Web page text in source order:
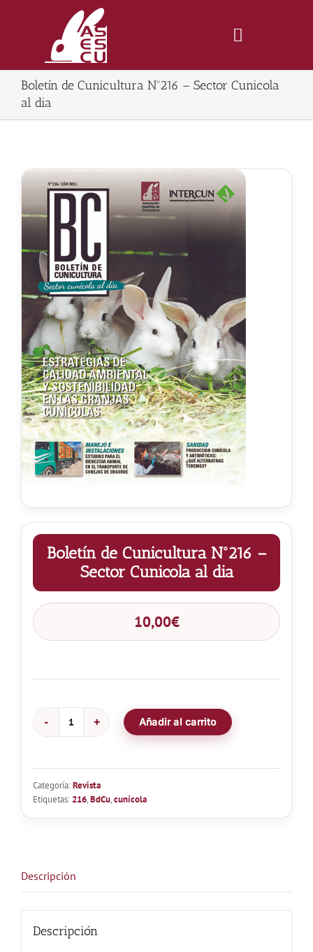
Toggle
Inicio
Tienda
Symposiums
Noticias
Hazte Socio
Contactar
WooCommerce My Account
Boletín de Cunicultura Nº216 – Sector Cunicola
al dia
Boletín de Cunicultura Nº216 –
Sector Cunicola al dia
10,00€
Boletín
Nº216
-
cantidad
Añadir al carrito
Categoría:Revista
Etiquetas:216,BdCu,cunícola
Descripción
Descripción